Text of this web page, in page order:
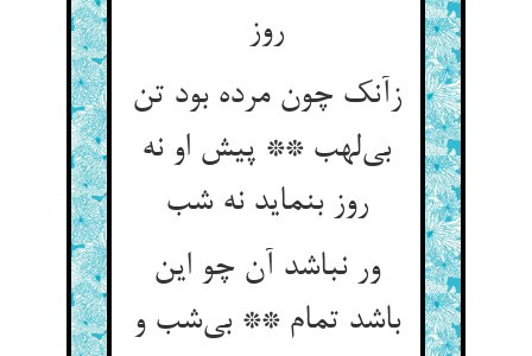
روز
زآنک چون مرده بود تن
بی‌لهب ** پیش او نه
روز بنماید نه شب
ور نباشد آن چو این
باشد تمام ** بی‌شب و